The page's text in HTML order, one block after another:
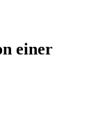
einer